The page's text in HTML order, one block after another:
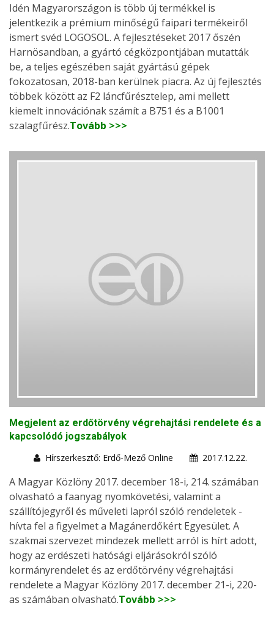
Idén Magyarországon is több új termékkel is
jelentkezik a prémium minőségű faipari termékeiről
ismert svéd LOGOSOL. A fejlesztéseket 2017 őszén
Harnösandban, a gyártó cégközpontjában mutatták
be, a teljes egészében saját gyártású gépek
fokozatosan, 2018-ban kerülnek piacra. Az új fejlesztés
többek között az F2 láncfűrésztelep, ami mellett
kiemelt innovációnak számít a B751 és a B1001
szalagfűrész.Tovább >>>
Megjelent az erdőtörvény végrehajtási rendelete és a
kapcsolódó jogszabályok
Hírszerkesztő: Erdő-Mező Online
2017.12.22.
A Magyar Közlöny 2017. december 18-i, 214. számában
olvasható a faanyag nyomkövetési, valamint a
szállítójegyről és műveleti lapról szóló rendeletek -
hívta fel a figyelmet a Magánerdőkért Egyesület. A
szakmai szervezet mindezek mellett arról is hírt adott,
hogy az erdészeti hatósági eljárásokról szóló
kormányrendelet és az erdőtörvény végrehajtási
rendelete a Magyar Közlöny 2017. december 21-i, 220-
as számában olvasható.Tovább >>>